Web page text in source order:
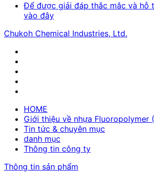
Để được giải đáp thắc mắc và hỗ
vào đây
Chukoh Chemical Industries, Ltd.
HOME
Giới thiệu về nhựa Fluoropolymer
Tin tức & chuyên mục
danh mục
Thông tin công ty
Thông tin sản phẩm